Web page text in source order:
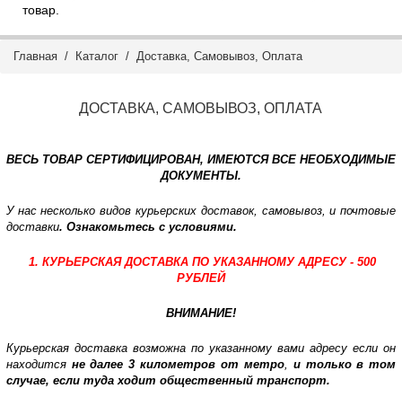
товар.
Главная / Каталог / Доставка, Самовывоз, Оплата
ДОСТАВКА, САМОВЫВОЗ, ОПЛАТА
ВЕСЬ ТОВАР СЕРТИФИЦИРОВАН, ИМЕЮТСЯ ВСЕ НЕОБХОДИМЫЕ
ДОКУМЕНТЫ.
У нас несколько видов курьерских доставок, самовывоз, и почтовые
доставки. Ознакомьтесь с условиями.
1. КУРЬЕРСКАЯ ДОСТАВКА ПО УКАЗАННОМУ АДРЕСУ - 500
РУБЛЕЙ
ВНИМАНИЕ!
Курьерская доставка возможна по указанному вами адресу если он
находится не далее 3 километров от метро, и только в том
случае, если туда ходит общественный транспорт.